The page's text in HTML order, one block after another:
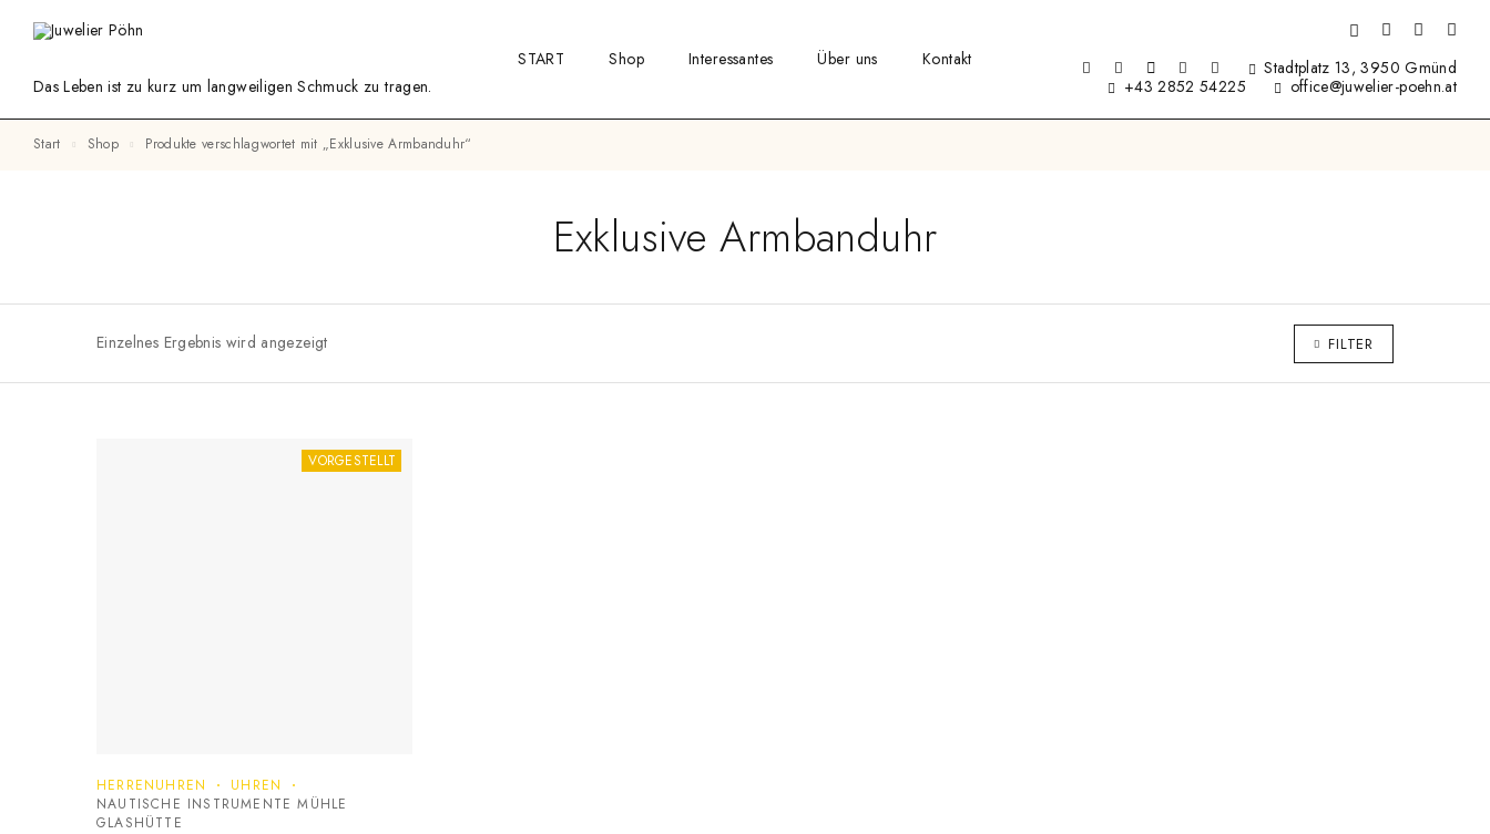
Das Leben ist zu kurz um langweiligen Schmuck zu tragen.
START Shop Interessantes Über uns Kontakt
Stadtplatz 13, 3950 Gmünd
+43 2852 54225
office@juwelier-poehn.at
Start Shop Produkte verschlagwortet mit „Exklusive Armbanduhr“
Exklusive Armbanduhr
Einzelnes Ergebnis wird angezeigt FILTER
VORGESTELLT
HERRENUHREN
UHREN
NAUTISCHE INSTRUMENTE MÜHLE
GLASHÜTTE